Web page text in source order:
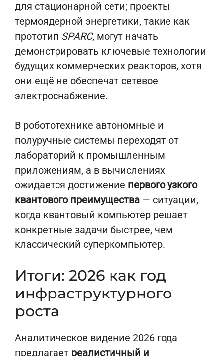
для стационарной сети; проекты
термоядерной энергетики, такие как
прототип SPARC, могут начать
демонстрировать ключевые технологии
будущих коммерческих реакторов, хотя
они ещё не обеспечат сетевое
электроснабжение.
В робототехнике автономные и
полуручные системы переходят от
лабораторий к промышленным
приложениям, а в вычислениях
ожидается достижение первого узкого
квантового преимущества — ситуации,
когда квантовый компьютер решает
конкретные задачи быстрее, чем
классический суперкомпьютер.
Итоги: 2026 как год
инфраструктурного
роста
Аналитическое видение 2026 года
предлагает реалистичный и